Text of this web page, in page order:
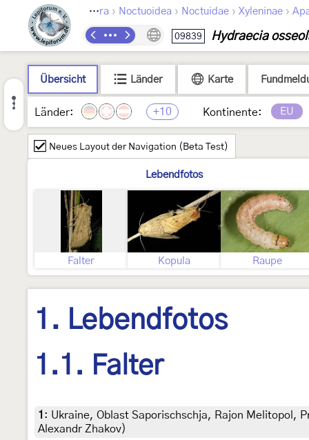
Lepidoptera › Noctuoidea › Noctuidae › Xyleninae ›
09839 Hydraecia
Übersicht Länder Karte
Länder: +10 Kontinente: EU
Neues Layout der Navigation (Beta Test)
Lebendfotos
Falter Kopula Raupe
1. Lebendfotos
1.1. Falter
1 : Ukraine, Oblast Saporischschja, Rajon Melitopol,
Alexandr Zhakov)